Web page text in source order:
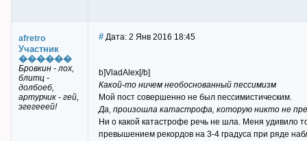
afretro
Участник
������
Бровкин - лох,
блитц -
долбоеб,
артурчик - гей,
эгегееей!
# Дата: 2 Янв 2016 18:45
b]VladAlex[/b]
Какой-то ничем необоснованный пессимизм
Мой пост совершенно не был пессимистическим.
Да, произошла катастрофа, которую никто не
Ни о какой катастрофе речь не шла. Меня удивило
превышением рекордов на 3-4 градуса при ряде